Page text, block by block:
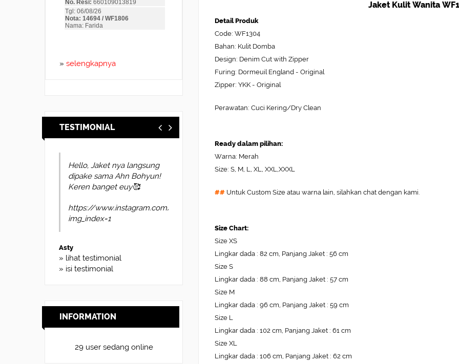
» selengkapnya
TESTIMONIAL
Hello, Jaket nya langsung
dipake sama Ahn Bohyun!
Keren banget euy🥰
https://www.instagram.com/p/DYl4oUvkscP/?
suerr ini ga nyesel beli
nya bro bahan nya bagus
pas di badan cepet lagi
pengiriman nya mantap2
» lihat testimonial
» isi testimonial
INFORMATION
29 user sedang online
Jaket Kulit Wanita
Detail Produk
Code: WF1304
Bahan: Kulit Domba
Design: Denim Cut with Zipper
Furing: Dormeuil England - Original
Zipper: YKK - Original
Perawatan: Cuci Kering/Dry Clean
Ready dalam pilihan:
Warna: Merah
Size: S, M, L, XL, XXL,XXXL
## Untuk Custom Size atau warna lain, silahkan chat dengan kami.
Size Chart:
Size XS
Lingkar dada : 82 cm, Panjang Jaket : 56 cm
Size S
Lingkar dada : 88 cm, Panjang Jaket : 57 cm
Size M
Lingkar dada : 96 cm, Panjang Jaket : 59 cm
Size L
Lingkar dada : 102 cm, Panjang Jaket : 61 cm
Size XL
Lingkar dada : 106 cm, Panjang Jaket : 62 cm